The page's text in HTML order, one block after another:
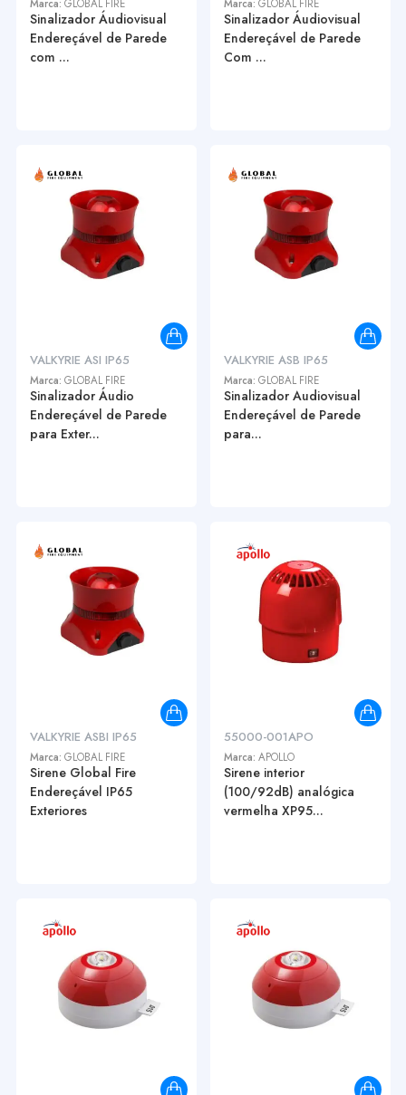
Marca: GLOBAL FIRE
Sinalizador Áudiovisual
Endereçável de Parede
com ...
Marca: GLOBAL FIRE
Sinalizador Áudiovisual
Endereçável de Parede
Com ...
VALKYRIE ASI IP65
Marca: GLOBAL FIRE
Sinalizador Áudio
Endereçável de Parede
para Exter...
VALKYRIE ASB IP65
Marca: GLOBAL FIRE
Sinalizador Audiovisual
Endereçável de Parede
para...
VALKYRIE ASBI IP65
Marca: GLOBAL FIRE
Sirene Global Fire
Endereçável IP65
Exteriores
55000-001APO
Marca: APOLLO
Sirene interior
(100/92dB) analógica
vermelha XP95...